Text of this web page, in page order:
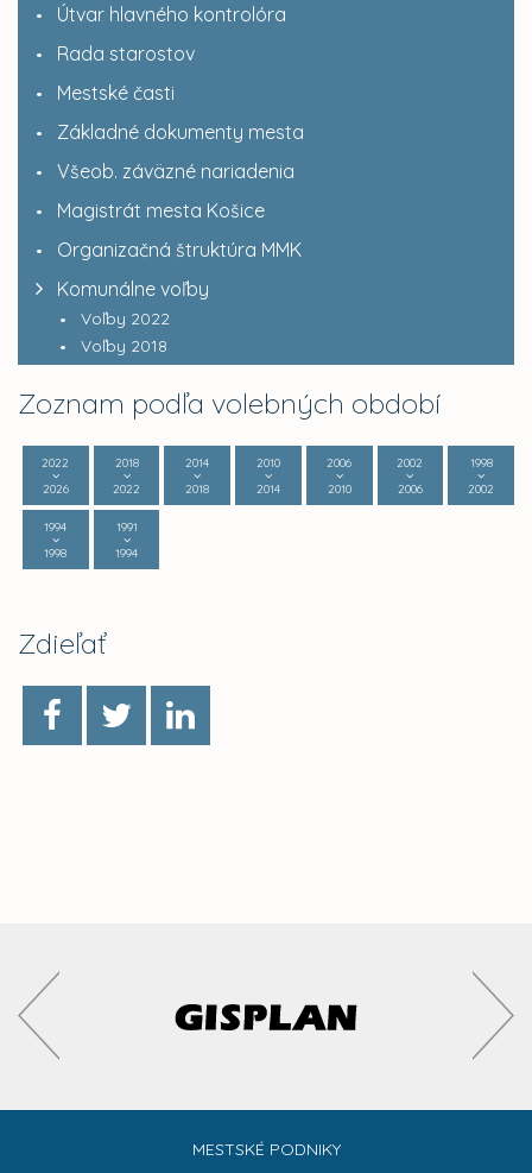
Útvar hlavného kontrolóra
Rada starostov
Mestské časti
Základné dokumenty mesta
Všeob. záväzné nariadenia
Magistrát mesta Košice
Organizačná štruktúra MMK
Komunálne voľby
Voľby 2022
Voľby 2018
Zoznam podľa volebných období
2022
2026
2018
2022
2014
2018
2010
2014
2006
2010
2002
2006
1998
2002
1994
1998
1991
1994
Zdieľať
MESTSKÉ PODNIKY